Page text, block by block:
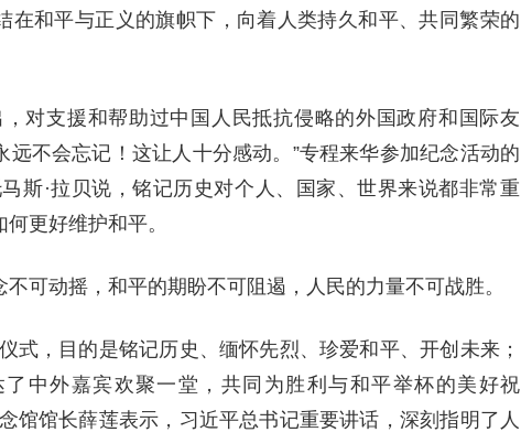
在和平与正义的旗帜下，向着人类持久和平、共同繁荣的
对支援和帮助过中国人民抵抗侵略的外国政府和国际友
远不会忘记！这让人十分感动。”专程来华参加纪念活动的
斯·拉贝说，铭记历史对个人、国家、世界来说都非常重
更好维护和平。
可动摇，和平的期盼不可阻遏，人民的力量不可战胜。
式，目的是铭记历史、缅怀先烈、珍爱和平、开创未来；
中外嘉宾欢聚一堂，共同为胜利与和平举杯的美好祝
馆馆长薛莲表示，习近平总书记重要讲话，深刻指明了人